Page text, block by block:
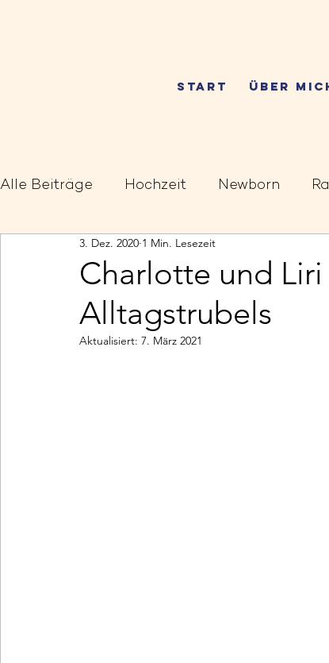
START ÜBER
Alle Beiträge Hochzeit Newborn
Charlotte und
Alltagstrubels
3. Dez. 2020 1 Min. Lesezeit
Aktualisiert: 7. März 2021